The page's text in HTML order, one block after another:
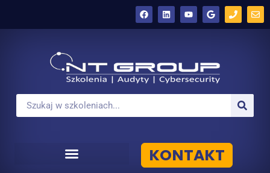
KONTAKT